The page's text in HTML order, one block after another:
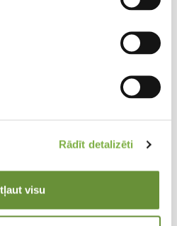
Rādīt detalizēti
visu
vai 4 sīpolpuķu